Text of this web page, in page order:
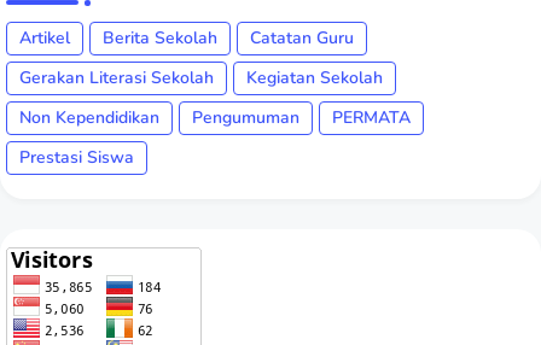
Artikel Berita Sekolah
Catatan Guru
Gerakan Literasi Sekolah
Kegiatan Sekolah
Non Kependidikan
Pengumuman
PERMATA
Prestasi Siswa